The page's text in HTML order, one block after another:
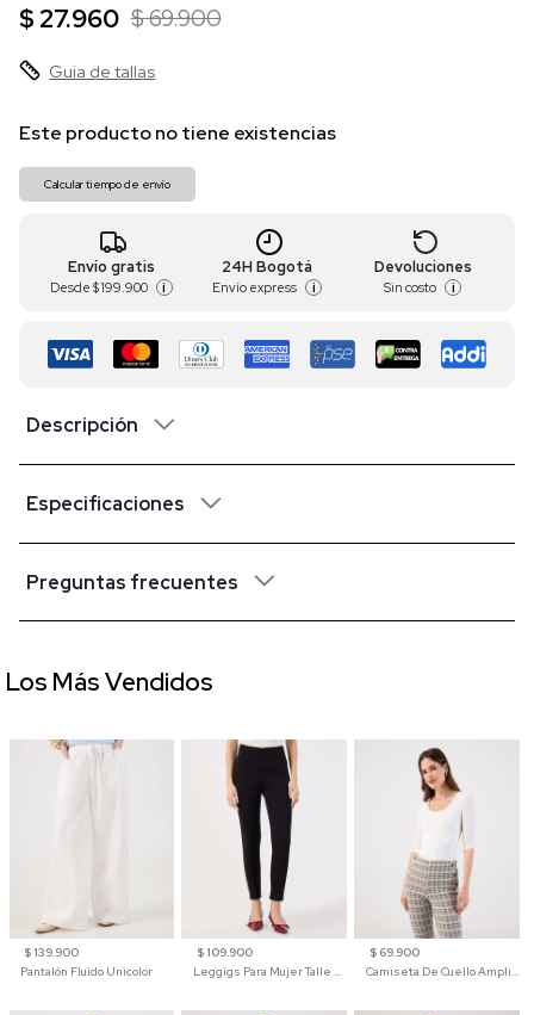
$ 27.960 $ 69.900
Guia de tallas
Este producto no tiene existencias
Calcular tiempo de envío
Envío gratis
Desde $ 199.900 i
24H Bogotá
Envío express i
Devoluciones
Sin costo i
Descripción
Especificaciones
Preguntas frecuentes
$ 139.900
Pantalón Fluido Unicolor
$ 109.900
$ 69.900
Los Más Vendidos